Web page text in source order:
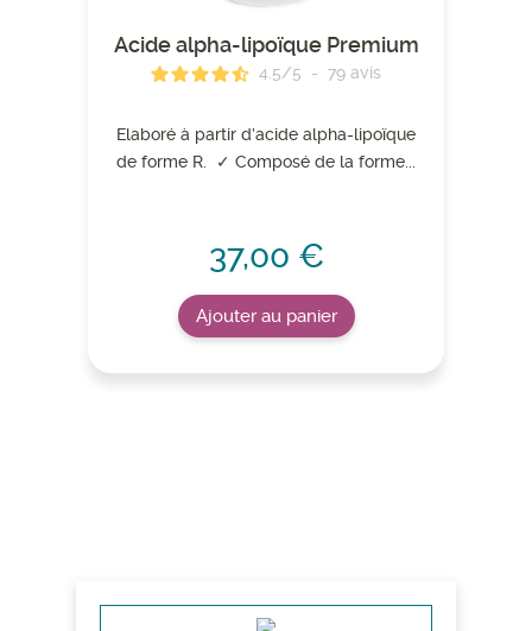
Acide alpha-lipoïque Premium
4.5/5 - 79 avis
Elaboré à partir d’acide alpha-lipoïque
de forme R. ✓ Composé de la forme...
37,00 €
Ajouter au panier